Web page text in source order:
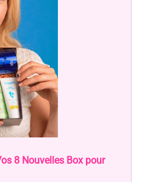
8 Nouvelles Box pour